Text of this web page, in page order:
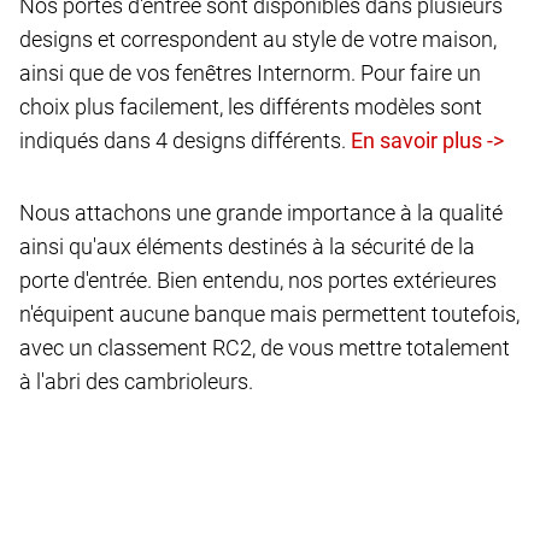
Nos portes d'entrée sont disponibles dans plusieurs
designs et correspondent au style de votre maison,
ainsi que de vos fenêtres Internorm. Pour faire un
choix plus facilement, les différents modèles sont
indiqués dans 4 designs différents.
Nous attachons une grande importance à la qualité
ainsi qu'aux éléments destinés à la sécurité de la
porte d'entrée. Bien entendu, nos portes extérieures
n'équipent aucune banque mais permettent toutefois,
avec un classement RC2, de vous mettre totalement
à l'abri des cambrioleurs.